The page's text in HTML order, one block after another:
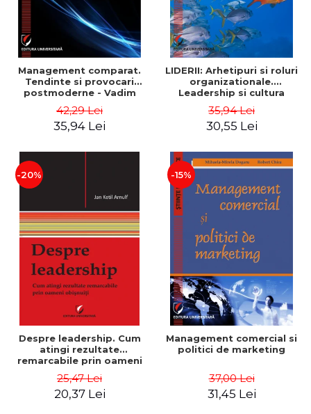
Management comparat.
Tendinte si provocari
postmoderne - Vadim
42,29 Lei
35,94 Lei
LIDERII: Arhetipuri si roluri
organizationale.
Leadership si cultura
Dumitrascu
35,94 Lei
30,55 Lei
-20%
Despre leadership. Cum
atingi rezultate
remarcabile prin oameni
25,47 Lei
20,37 Lei
-15%
Management comercial si
politici de marketing
37,00 Lei
31,45 Lei